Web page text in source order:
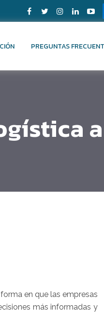
PREGUNTAS
en que las empresas
más informadas y